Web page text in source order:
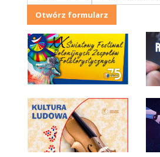
Otwórz formularz